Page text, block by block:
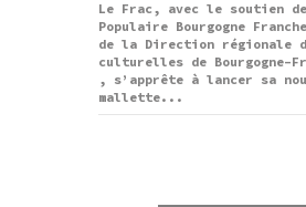
Le Frac, avec le soutien
Populaire Bourgogne
de la Direction régionale
culturelles de Bourgogne-
, s’apprête à lancer sa
mallette...